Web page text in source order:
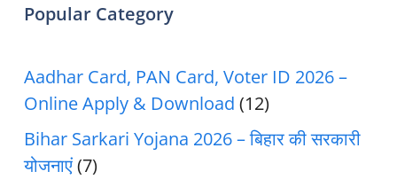
Popular Category
Aadhar Card, PAN Card, Voter ID 2026 –
Online Apply & Download (12)
Bihar Sarkari Yojana 2026 – बिहार की सरकारी
योजनाएं(7)